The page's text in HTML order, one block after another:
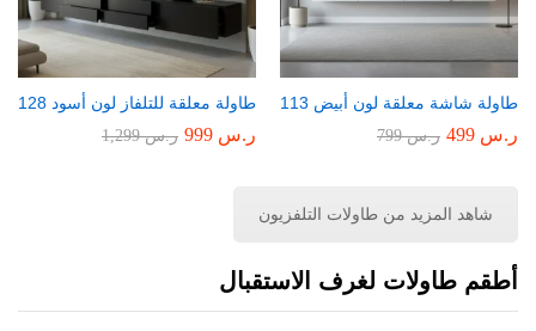
طاولة شاشة معلقة لون أبيض 113
ر.س ر.س799
طاولة معلقة للتلفاز لون أسود 128
ر.س ر.س1,299
شاهد المزيد من طاولات التلفزيون
أطقم طاولات لغرف الاستقبال